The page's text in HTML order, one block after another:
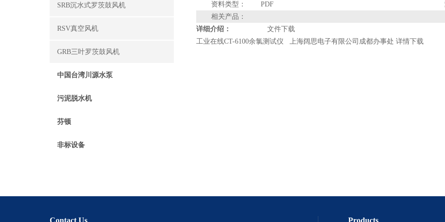
SRB沉水式罗茨鼓风机
RSV真空风机
GRB三叶罗茨鼓风机
中国台湾川源水泵
污泥脱水机
芬顿
非标设备
资料类型：
PDF
相关产品：
详细介绍：
文件下载
工业在线CT-6100余氯测试仪 上海阔思电子有限公司成都办事处 详情下载
Contact Us Products